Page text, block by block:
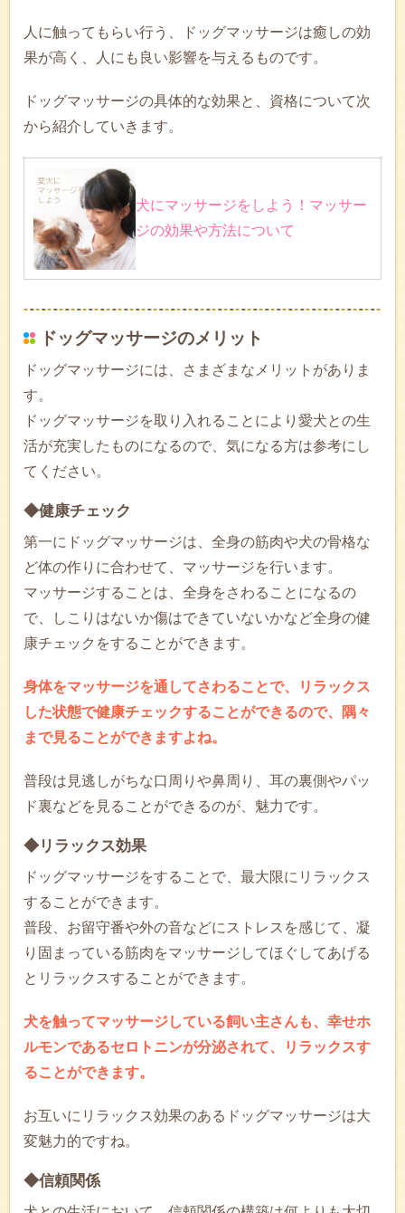
人に触ってもらい行う、ドッグマッサージは癒しの効
果が高く、人にも良い影響を与えるものです。
ドッグマッサージの具体的な効果と、資格について次
から紹介していきます。
犬にマッサージをしよう！マッサー
ジの効果や方法について
ドッグマッサージのメリット
ドッグマッサージには、さまざまなメリットがありま
す。
ドッグマッサージを取り入れることにより愛犬との生
活が充実したものになるので、気になる方は参考にし
てください。
◆健康チェック
第一にドッグマッサージは、全身の筋肉や犬の骨格な
ど体の作りに合わせて、マッサージを行います。
マッサージすることは、全身をさわることになるの
で、しこりはないか傷はできていないかなど全身の健
康チェックをすることができます。
身体をマッサージを通してさわることで、リラックス
した状態で健康チェックすることができるので、隅々
まで見ることができますよね。
普段は見逃しがちな口周りや鼻周り、耳の裏側やパッ
ド裏などを見ることができるのが、魅力です。
◆リラックス効果
ドッグマッサージをすることで、最大限にリラックス
することができます。
普段、お留守番や外の音などにストレスを感じて、凝
り固まっている筋肉をマッサージしてほぐしてあげる
とリラックスすることができます。
犬を触ってマッサージしている飼い主さんも、幸せホ
ルモンであるセロトニンが分泌されて、リラックスす
ることができます。
お互いにリラックス効果のあるドッグマッサージは大
変魅力的ですね。
◆信頼関係